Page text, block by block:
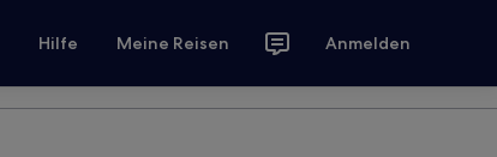
Hilfe Meine Reisen Anmelden